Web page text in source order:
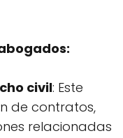
civil: Este
de contratos,
relacionadas